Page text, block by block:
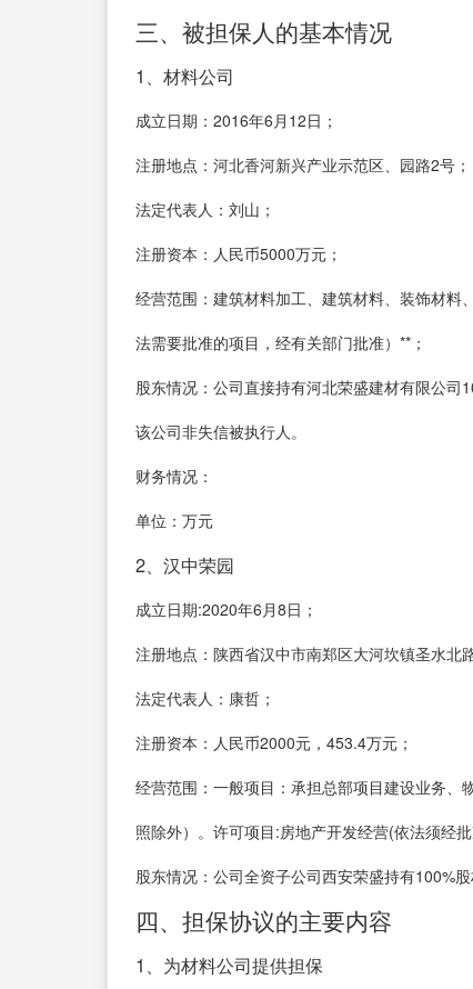
三、被担保人的基本情况
1、材料公司
成立日期：2016年6月12日；
注册地点：河北香河新兴产业示范区、园路2号；
法定代表人：刘山；
注册资本：人民币5000万元；
经营范围：建筑材料加工、建筑材料、装饰材
法需要批准的项目，经有关部门批准）**；
股东情况：公司直接持有河北荣盛建材有限公司
该公司非失信被执行人。
财务情况：
单位：万元
2、汉中荣园
成立日期:2020年6月8日；
注册地点：陕西省汉中市南郑区大河坎镇圣水北
法定代表人：康哲；
注册资本：人民币2000元，453.4万元；
经营范围：一般项目：承担总部项目建设业务
照除外）。许可项目:房地产开发经营(依法须经
股东情况：公司全资子公司西安荣盛持有100%股
四、担保协议的主要内容
1、为材料公司提供担保